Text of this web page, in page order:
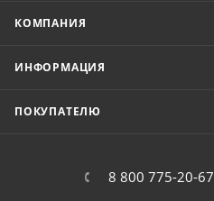
КОМПАНИЯ
ИНФОРМАЦИЯ
ПОКУПАТЕЛЮ
8 800 775-20-67